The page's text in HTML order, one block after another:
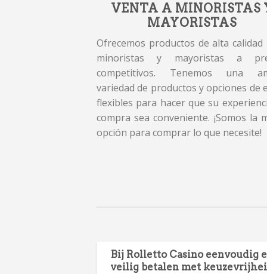
VENTA A MINORISTAS
MAYORISTAS
Ofrecemos productos de alta calidad
minoristas y mayoristas a
competitivos. Tenemos una
variedad de productos y opciones de
flexibles para hacer que su
compra sea conveniente. ¡Somos la
opción para comprar lo que necesite!
Bij Rolletto Casino eenvoudig
veilig betalen met